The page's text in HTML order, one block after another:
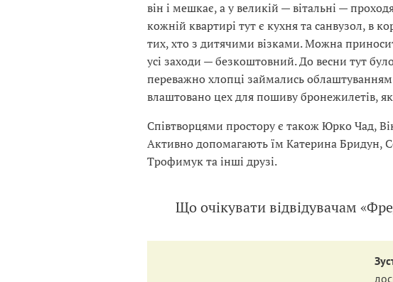
він і мешкає, а у великій — вітальні —
кожній квартирі тут є кухня та санвузол, в
тих, хто з дитячими візками. Можна
усі заходи — безкоштовний. До весни тут
переважно хлопці займались
влаштовано цех для пошиву бронежилетів,
Співтворцями простору є також Юрко Чад,
Активно допомагають їм Катерина Бридун,
Трофимук та інші друзі.
Що очікувати відвідувачам